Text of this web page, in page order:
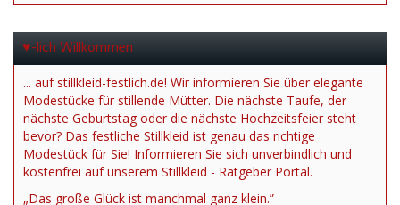
♥-lich Willkommen
... auf stillkleid-festlich.de! Wir informieren Sie über elegante
Modestücke für stillende Mütter. Die nächste Taufe, der
nächste Geburtstag oder die nächste Hochzeitsfeier steht
bevor? Das festliche Stillkleid ist genau das richtige
Modestück für Sie! Informieren Sie sich unverbindlich und
kostenfrei auf unserem Stillkleid - Ratgeber Portal.
„Das große Glück ist manchmal ganz klein.”